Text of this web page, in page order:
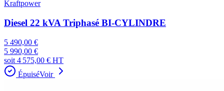
Kraftpower
Diesel 22 kVA Triphasé BI-CYLINDRE
5 490,00 €
5 990,00 €
soit 4 575,00 € HT
ÉpuiséVoir